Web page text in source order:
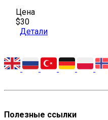
Цена
$30
Детали
Полезные ссылки